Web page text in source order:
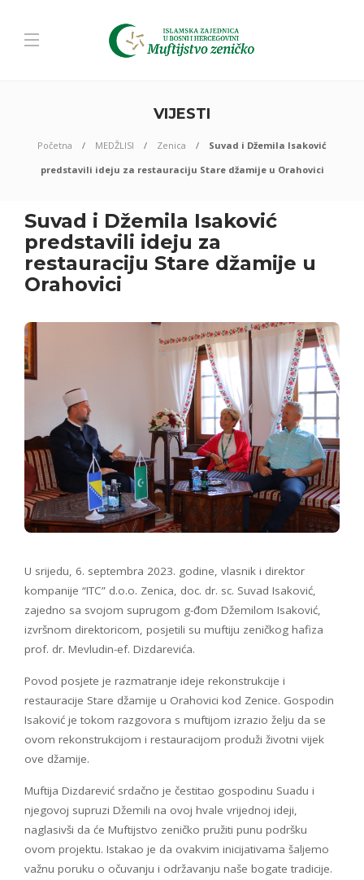
VIJESTI
Početna MEDŽLISI Zenica
Suvad i Džemila Isaković
predstavili ideju za restauraciju Stare džamije u Orahovici
Suvad i Džemila Isaković
predstavili ideju za
restauraciju Stare džamije u
Orahovici
U srijedu, 6. septembra 2023. godine, vlasnik i direktor
kompanije “ITC” d.o.o. Zenica, doc. dr. sc. Suvad Isaković,
zajedno sa svojom suprugom g-đom Džemilom Isaković,
izvršnom direktoricom, posjetili su muftiju zeničkog hafiza
prof. dr. Mevludin-ef. Dizdarevića.
Povod posjete je razmatranje ideje rekonstrukcije i
restauracije Stare džamije u Orahovici kod Zenice. Gospodin
Isaković je tokom razgovora s muftijom izrazio želju da se
ovom rekonstrukcijom i restauracijom produži životni vijek
ove džamije.
Muftija Dizdarević srdačno je čestitao gospodinu Suadu i
njegovoj supruzi Džemili na ovoj hvale vrijednoj ideji,
naglasivši da će Muftijstvo zeničko pružiti punu podršku
ovom projektu. Istakao je da ovakvim inicijativama šaljemo
važnu poruku o očuvanju i održavanju naše bogate tradicije.